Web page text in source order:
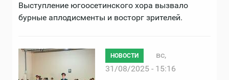
Выступление югоосетинского хора вызвало
бурные аплодисменты и восторг зрителей.
НОВОСТИ
вс,
31/08/2025 - 15:16